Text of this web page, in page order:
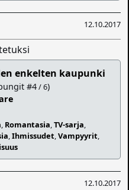
12.10.2017
enkelten kaupunki
#4/ 6)
, Romantasia,TV-sarja,
,Ihmissudet,Vampyyrit,
12.10.2017